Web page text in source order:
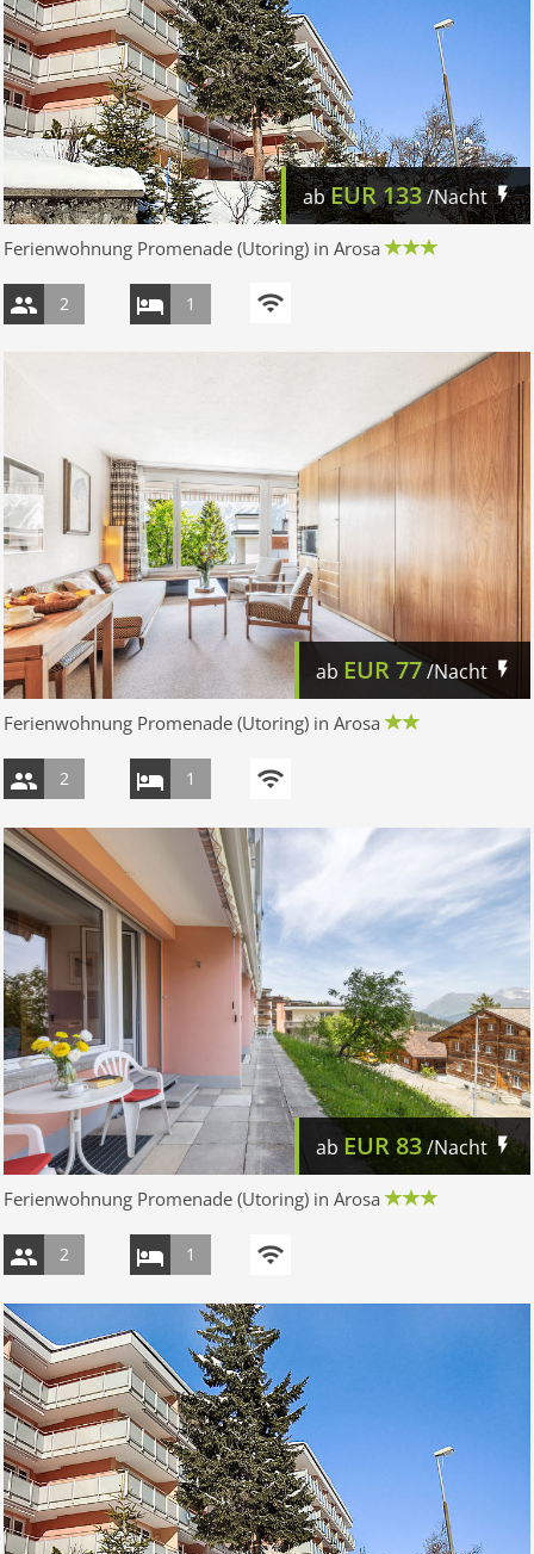
abEUR133/Nacht
Ferienwohnung Promenade (Utoring) in Arosa
2 1
ab EUR77/Nacht
Ferienwohnung Promenade (Utoring) in Arosa
2 1
ab EUR 83/Nacht
Ferienwohnung Promenade (Utoring) in Arosa
2 1